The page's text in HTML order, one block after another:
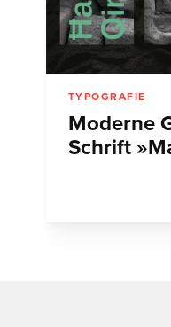
TYPOGRAFIE
Moderne
Schrift